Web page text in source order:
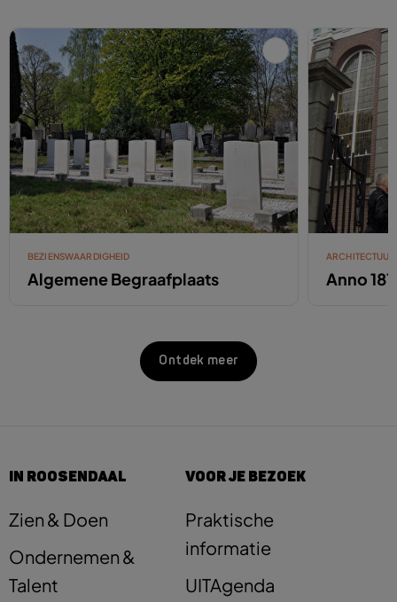
BEZIENSWAARDIGHEID
Algemene Begraafplaats
ARCHITECTUUR
Anno
Ontdek meer
IN ROOSENDAAL
Zien & Doen
Ondernemen &
Talent
VOOR JE BEZOEK
Praktische
informatie
UITAgenda